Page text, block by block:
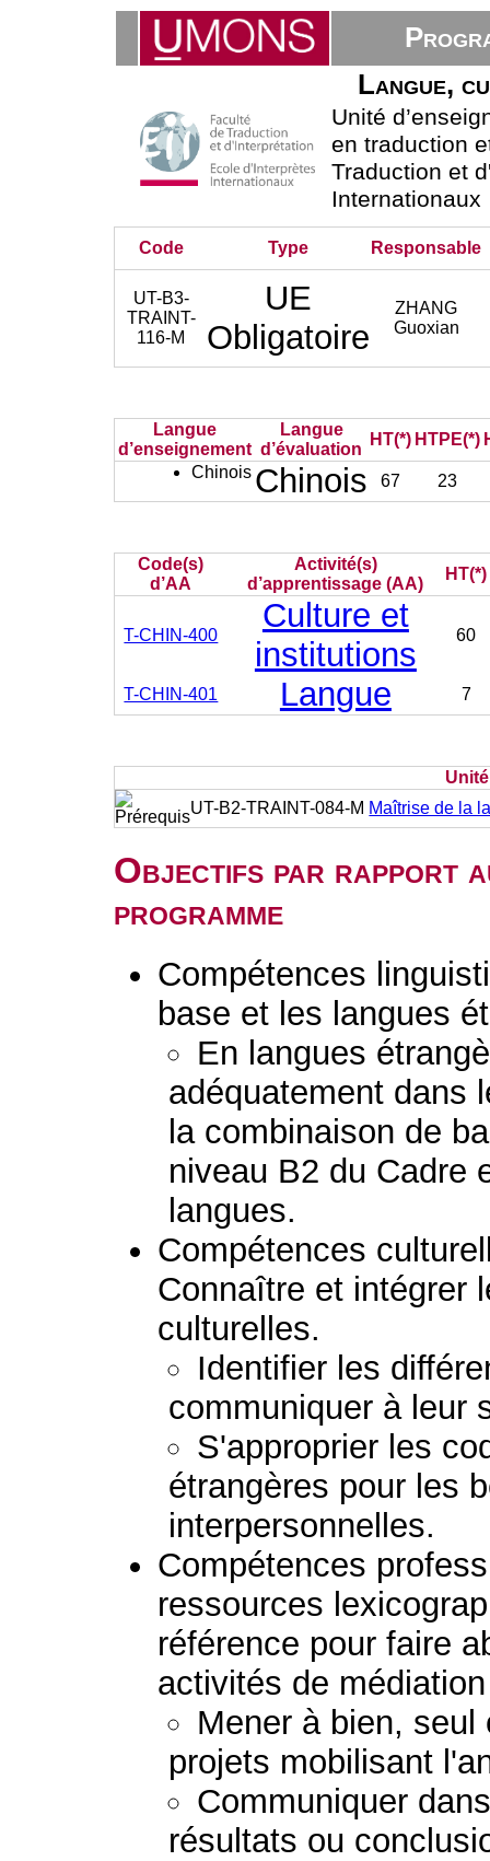
Langue,
Unité
en traduction
Traduction et
Internationaux
Code Type Responsable
UT-B3-
TRAINT-
116-M
UE
Obligatoire
ZHANG
Guoxian
Langue
d’enseignement
Langue
d’évaluation
HT(*) HTPE(*)
Chinois Chinois 67 23
Code(s)
d’AA
Activité(s)
d’apprentissage (AA)
HT(*)
T-CHIN-400
Culture et
institutions
60
T-CHIN-401 Langue 7
UT-B2-TRAINT-084-M Maîtrise de la
Objectifs par rapport
programme
Compétences
base et les langues
En langues
adéquatement dans
la combinaison de
niveau B2 du Cadre
langues.
Compétences
Connaître et intégrer
culturelles.
Identifier les
communiquer à leur
S'approprier les
étrangères pour les
interpersonnelles.
Compétences
ressources
référence pour faire
activités de
Mener à bien,
projets mobilisant
Communiquer
résultats ou